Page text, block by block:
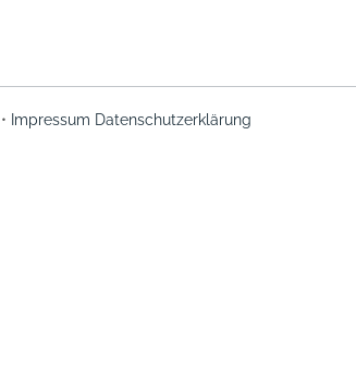
Impressum Datenschutzerklärung